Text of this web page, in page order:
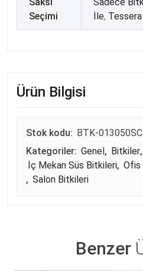
Seçimi
İle,
Ürün Bilgisi
Stok kodu: BTK-
Kategoriler: Genel, Bitkiler,
İç Mekan Süs Bitkileri, Ofis
, Salon Bitkileri
Benzer